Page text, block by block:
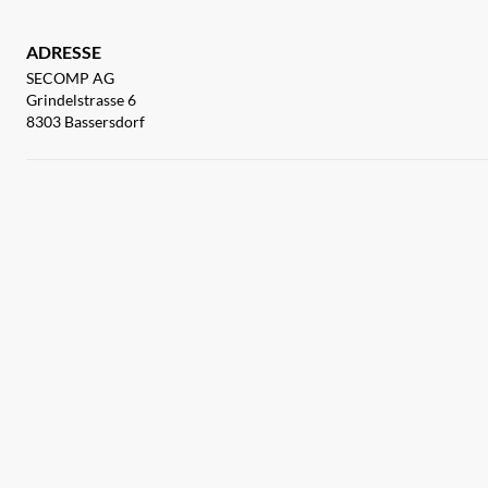
ADRESSE
SECOMP AG
Grindelstrasse 6
8303 Bassersdorf